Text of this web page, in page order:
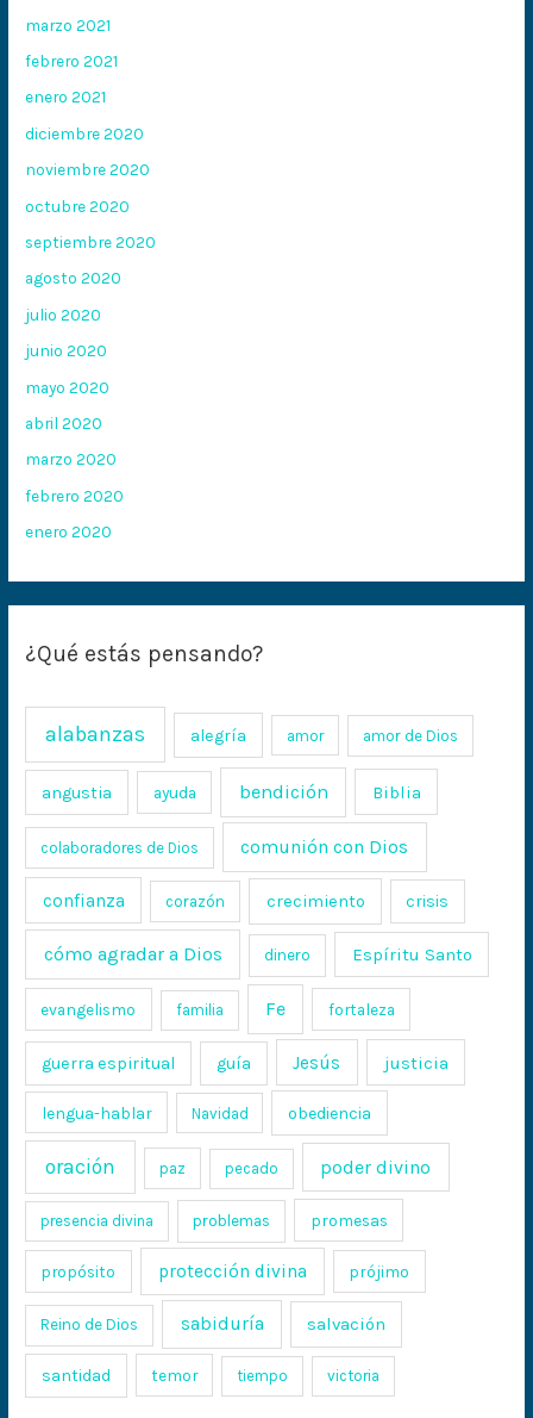
marzo 2021
febrero 2021
enero 2021
diciembre 2020
noviembre 2020
octubre 2020
septiembre 2020
agosto 2020
julio 2020
junio 2020
mayo 2020
abril 2020
marzo 2020
febrero 2020
enero 2020
¿Qué estás pensando?
alabanzas alegría amor amor de Dios
angustia ayuda bendición Biblia
colaboradores de Dios comunión con Dios
confianza corazón crecimiento crisis
cómo agradar a Dios dinero Espíritu Santo
evangelismo familia Fe fortaleza
guerra espiritual guía Jesús justicia
lengua-hablar Navidad obediencia
oración paz pecado poder divino
presencia divina problemas promesas
propósito protección divina prójimo
Reino de Dios sabiduría salvación
santidad temor tiempo victoria